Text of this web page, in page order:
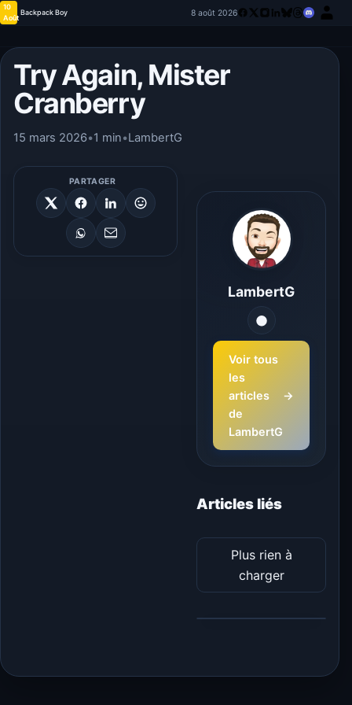
10
Août
Backpack Boy 8 août 2026
Try Again, Mister
Cranberry
15 mars 2026•1 min•LambertG
PARTAGER
LambertG
Voir tous
les
articles
de
LambertG
→
Articles liés
Plus rien à
charger